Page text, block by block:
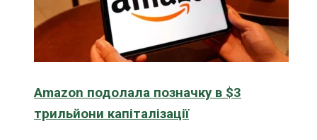
Amazon подолала позначку в $3
трильйони капіталізації